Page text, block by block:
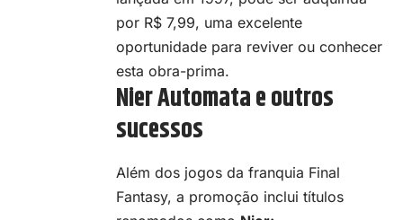
por R$ 7,99, uma excelente
oportunidade para reviver ou conhecer
esta obra-prima.
Nier Automata e outros
sucessos
Além dos jogos da franquia Final
Fantasy, a promoção inclui títulos